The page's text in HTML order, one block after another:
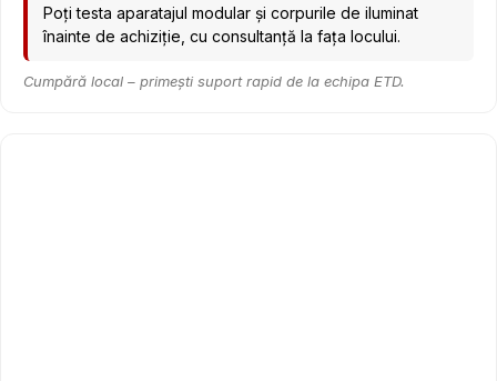
Poți testa aparatajul modular și corpurile de iluminat
înainte de achiziție, cu consultanță la fața locului.
Cumpără local – primești suport rapid de la echipa ETD.